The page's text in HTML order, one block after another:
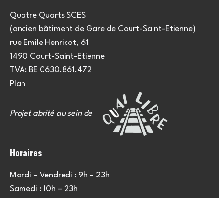
Quatre Quarts SCES
(ancien bâtiment de Gare de Court-Saint-Etienne)
rue Emile Henricot, 61
1490 Court-Saint-Etienne
TVA: BE 0630.861.472
Plan
Projet abrité au sein de
Horaires
Mardi – Vendredi : 9h – 23h
Samedi : 10h – 23h